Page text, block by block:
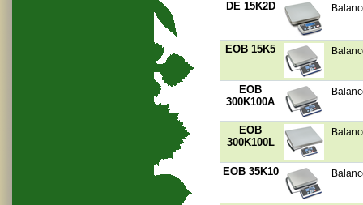
DE 15K2D
EOB 15K5
EOB
300K100A
EOB
300K100L
EOB 35K10